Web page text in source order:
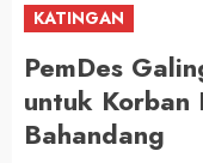
KATINGAN
PemDes
untuk
Bahandang